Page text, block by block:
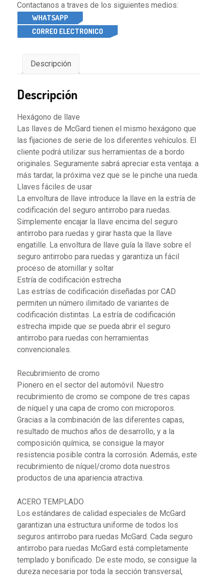
Contactanos a traves de los siguientes medios:
WHATSAPP
CORREO ELECTRONICO
Descripción
Descripción
Hexágono de llave
Las llaves de McGard tienen el mismo hexágono que
las fijaciones de serie de los diferentes vehículos. El
cliente podrá utilizar sus herramientas de a bordo
originales. Seguramente sabrá apreciar esta ventaja: a
más tardar, la próxima vez que se le pinche una rueda.
Llaves fáciles de usar
La envoltura de llave introduce la llave en la estría de
codificación del seguro antirrobo para ruedas.
Simplemente encajar la llave encima del seguro
antirrobo para ruedas y girar hasta que la llave
engatille. La envoltura de llave guía la llave sobre el
seguro antirrobo para ruedas y garantiza un fácil
proceso de atornillar y soltar
Estría de codificación estrecha
Las estrías de codificación diseñadas por CAD
permiten un número ilimitado de variantes de
codificación distintas. La estría de codificación
estrecha impide que se pueda abrir el seguro
antirrobo para ruedas con herramientas
convencionales.
Recubrimiento de cromo
Pionero en el sector del automóvil. Nuestro
recubrimiento de cromo se compone de tres capas
de níquel y una capa de cromo con microporos.
Gracias a la combinación de las diferentes capas,
resultado de muchos años de desarrollo, y a la
composición química, se consigue la mayor
resistencia posible contra la corrosión. Además, este
recubrimiento de níquel/cromo dota nuestros
productos de una apariencia atractiva.
ACERO TEMPLADO
Los estándares de calidad especiales de McGard
garantizan una estructura uniforme de todos los
seguros antirrobo para ruedas McGard. Cada seguro
antirrobo para ruedas McGard está completamente
templado y bonificado. De este modo, se consigue la
dureza necesaria por toda la sección transversal,